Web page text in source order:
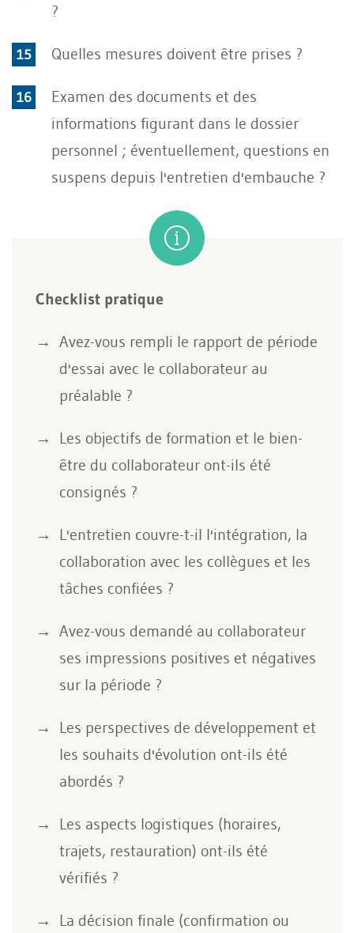
?
Quelles mesures doivent être prises ?
Examen des documents et des
informations figurant dans le dossier
personnel ; éventuellement, questions en
suspens depuis l'entretien d'embauche ?
Checklist pratique
Avez-vous rempli le rapport de période
d'essai avec le collaborateur au
préalable ?
Les objectifs de formation et le bien-
être du collaborateur ont-ils été
consignés ?
L'entretien couvre-t-il l'intégration, la
collaboration avec les collègues et les
tâches confiées ?
Avez-vous demandé au collaborateur
ses impressions positives et négatives
sur la période ?
Les perspectives de développement et
les souhaits d'évolution ont-ils été
abordés ?
Les aspects logistiques (horaires,
trajets, restauration) ont-ils été
vérifiés ?
La décision finale (confirmation ou